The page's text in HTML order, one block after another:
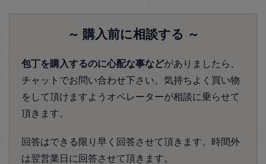
～ 購入前に相談する ～
包丁を購入するのに心配な事などがありましたら、
チャットでお問い合わせ下さい。気持ちよく買い物
をして頂けますようオペレーターが相談に乗らせて
頂きます。
回答はできる限り早く回答させて頂きます。時間外
は翌営業日に回答させて頂きます。